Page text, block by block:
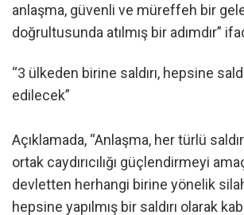
anlaşma, güvenli ve müreffeh bir
doğrultusunda atılmış bir adımdır”
“3 ülkeden birine saldırı, hepsine
edilecek”
Açıklamada, “Anlaşma, her türlü
ortak caydırıcılığı güçlendirmeyi
devletten herhangi birine yönelik
hepsine yapılmış bir saldırı olarak